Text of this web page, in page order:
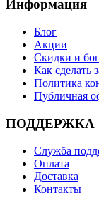
Информация
Блог
Акции
Скидки и
Как сделать
Политика
Публичная
ПОДДЕРЖКА
Служба
Оплата
Доставка
Контакты